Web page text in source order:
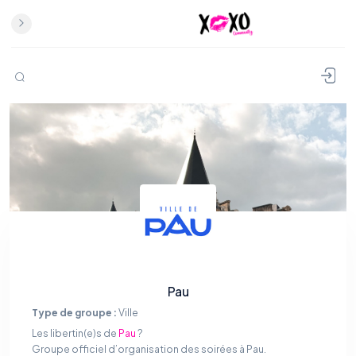
Pau
Type de groupe :Ville
Les libertin(e)s de Pau?
Groupe officiel d’organisation des soirées à Pau.